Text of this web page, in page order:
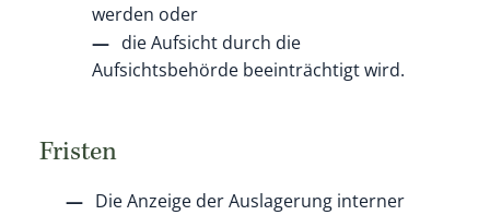
werden oder
die Aufsicht durch die
Aufsichtsbehörde beeinträchtigt wird.
Fristen
Die Anzeige der Auslagerung interner